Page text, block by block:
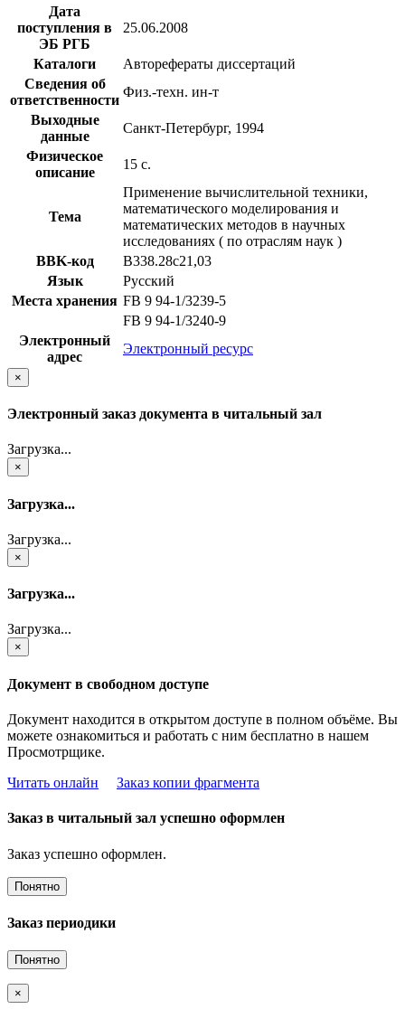
Дата
поступления в
ЭБ РГБ
25.06.2008
Каталоги
Авторефераты диссертаций
Сведения об
ответственности
Физ.-техн. ин-т
Выходные
данные
Санкт-Петербург, 1994
Физическое
описание
15 с.
Тема
Применение вычислительной техники,
математического моделирования и
математических методов в научных
исследованиях ( по отраслям наук )
BBK-код
В338.28с21,03
Язык
Русский
Места хранения FB 9 94-1/3239-5
FB 9 94-1/3240-9
Электронный
адрес
Электронный ресурс
×
Электронный заказ документа в читальный зал
Загрузка...
×
Загрузка...
Загрузка...
×
Загрузка...
Загрузка...
×
Документ в свободном доступе
Документ находится в открытом доступе в полном объёме. Вы
можете ознакомиться и работать с ним бесплатно в нашем
Просмотрщике.
Читать онлайн
Заказ копии фрагмента
Заказ в читальный зал успешно оформлен
Заказ успешно оформлен.
Понятно
Заказ периодики
Понятно
×